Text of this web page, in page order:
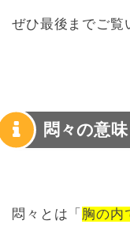
ぜひ最後までご覧
悶々の意
悶々とは「 胸の内